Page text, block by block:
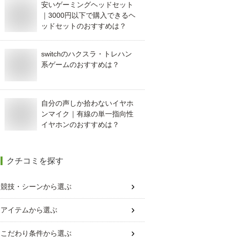
安いゲーミングヘッドセット
｜3000円以下で購入できるヘ
ッドセットのおすすめは？
switchのハクスラ・トレハン
系ゲームのおすすめは？
自分の声しか拾わないイヤホ
ンマイク｜有線の単一指向性
イヤホンのおすすめは？
クチコミを探す
競技・シーンから選ぶ
アイテムから選ぶ
こだわり条件から選ぶ